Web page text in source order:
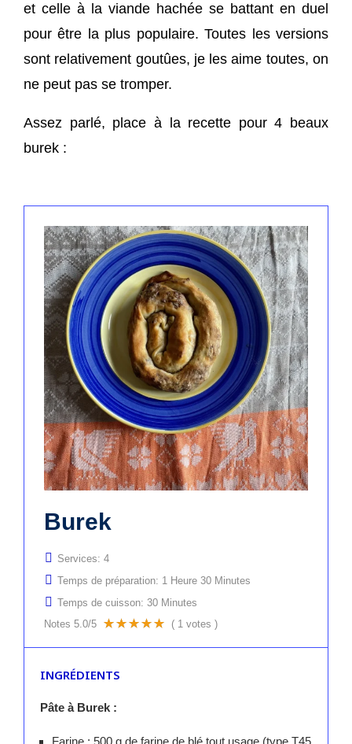
et celle à la viande hachée se battant en duel
pour être la plus populaire. Toutes les versions
sont relativement goutûes, je les aime toutes, on
ne peut pas se tromper.
Assez parlé, place à la recette pour 4 beaux
burek :
Burek
Services: 4
Temps de préparation: 1 Heure 30 Minutes
Temps de cuisson: 30 Minutes
Notes 5.0/5 ( 1 votes )
INGRÉDIENTS
Pâte à Burek :